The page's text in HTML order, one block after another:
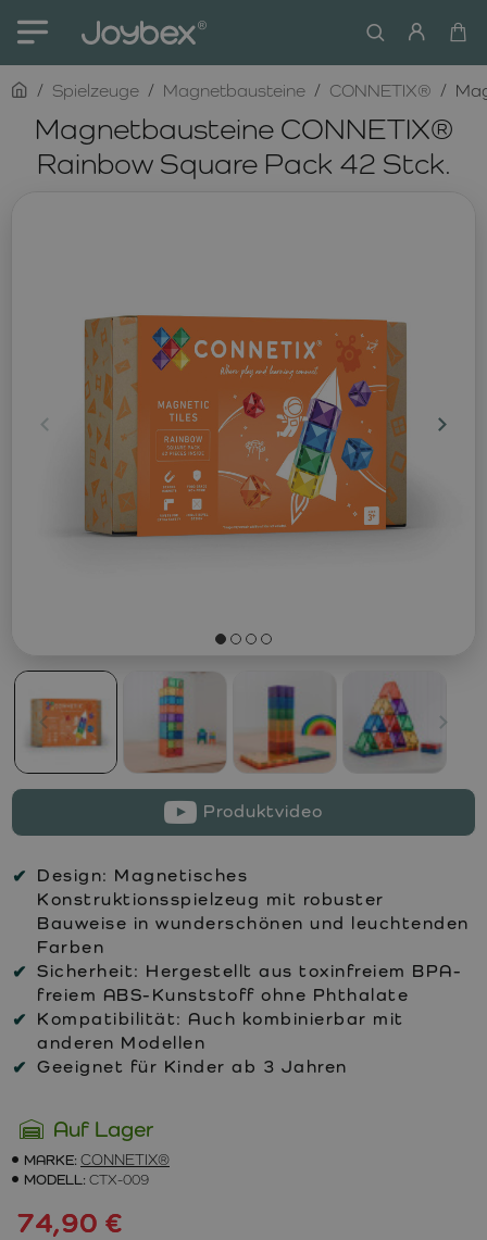
Magnetbausteine CONNETIX®
Rainbow Square Pack 42 Stck.
homeSpielzeuge Magnetbausteine CONNETIX®
Produktvideo
Design: Magnetisches
Konstruktionsspielzeug mit robuster
Bauweise in wunderschönen und leuchtenden
Farben
Sicherheit: Hergestellt aus toxinfreiem BPA-
freiem ABS-Kunststoff ohne Phthalate
Kompatibilität: Auch kombinierbar mit
anderen Modellen
Geeignet für Kinder ab 3 Jahren
Auf Lager
MARKE: CONNETIX®
MODELL: CTX-009
74,90 €